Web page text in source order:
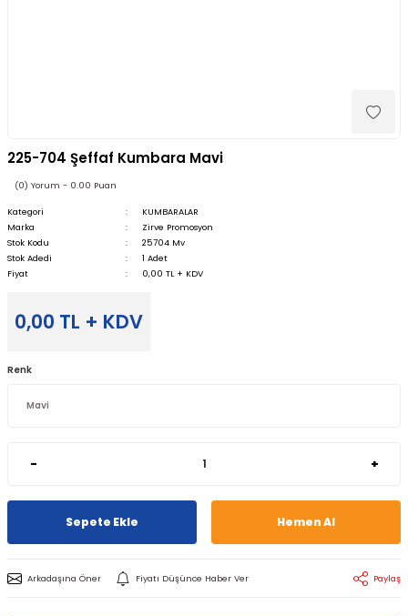
225-704 Şeffaf Kumbara Mavi
(0) Yorum - 0.00 Puan
Kategori
KUMBARALAR
Marka
Zirve Promosyon
Stok Kodu
25704 Mv
Stok Adedi
1 Adet
Fiyat
0,00 TL + KDV
0,00 TL + KDV
Renk
- +
Sepete Ekle Hemen Al
Arkadaşına Öner Fiyatı Düşünce Haber Ver Paylaş